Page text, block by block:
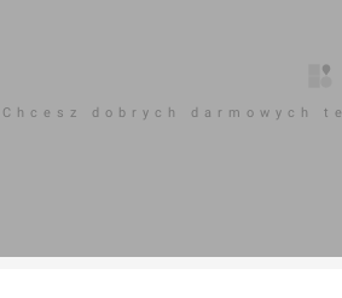
Chcesz dobrych darmowych